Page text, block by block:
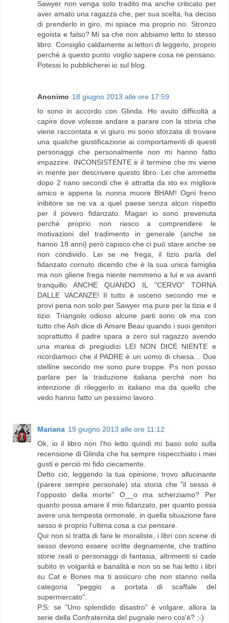
Sawyer non venga solo tradito ma anche criticato per
aver amato una ragazza che, per sua scelta, ha deciso
di prenderlo in giro, mi spiace ma proprio no. Stronzo
egoista e falso? Mi sa che non abbiamo letto lo stesso
libro. Consiglio caldamente ai lettori di leggerlo, proprio
perché a questo punto voglio sapere cosa ne pensano.
Potessi lo pubblicherei io sul blog.
Anonimo 18 giugno 2013 alle ore 17:59
Io sono in accordo con Glinda. Ho avuto difficoltà a
capire dove volesse andare a parare con la storia che
viene raccontata e vi giuro mi sono sforzata di trovare
una qualche giustificazione ai comportamenti di questi
personaggi che personalmente non mi hanno fatto
impazzire. INCONSISTENTE è il termine che mi viene
in mente per descrivere questo libro. Lei che ammette
dopo 2 nano secondi che è attratta da sto ex migliore
amico e appena la nonna muore BHAM! Ogni freno
inibitore se ne va a quel paese senza alcun rispetto
per il povero fidanzato. Magari io sono prevenuta
perchè proprio non riesco a comprendere le
motivazioni del tradimento in generale (anche se
hanno 18 anni) però capisco che ci può stare anche se
non condivido. Lei se ne frega, il tizio parla del
fidanzato cornuto dicendo che è la sua unica famiglia
ma non gliene frega niente nemmeno a lui e va avanti
tranquillo ANCHE QUANDO IL "CERVO" TORNA
DALLE VACANZE! Il tutto è osceno secondo me e
provi pena non solo per Sawyer ma pure per la tizia e il
tizio. Triangolo odioso alcune parti sono ok ma con
tutto che Ash dice di Amare Beau quando i suoi genitori
soprattutto il padre spara a zero sul ragazzo avendo
una marea di pregiudizi LEI NON DICE NIENTE e
ricordiamoci che il PADRE è un uomo di chiesa... Due
stelline secondo me sono pure troppe. P.s non posso
parlare per la traduzione italiana perchè non ho
intenzione di rileggerlo in italiano ma da quello che
vedo hanno fatto un pessimo lavoro.
Mariana 19 giugno 2013 alle ore 11:12
Ok, io il libro non l'ho letto quindi mi baso solo sulla
recensione di Glinda che ha sempre rispecchiato i miei
gusti e perciò mi fido ciecamente.
Detto ciò, leggendo la tua opinione, trovo allucinante
(parere sempre personale) sta storia che "il sesso è
l'opposto della morte" O__o ma scherziamo? Per
quanto possa amare il mio fidanzato, per quanto possa
avere una tempesta ormonale, in quella situazione fare
sesso è proprio l'ultima cosa a cui pensare.
Qui non si tratta di fare le moraliste, i libri con scene di
sesso devono essere scritte degnamente, che trattino
storie reali o personaggi di fantasia, altrimenti si cade
subito in volgarità e banalità e non so se hai letto i libri
su Cat e Bones ma ti assicuro che non stanno nella
categoria "peggio a portata di scaffale del
supermercato".
P.S: se "Uno splendido disastro" è volgare, allora la
serie della Confraternita del pugnale nero cos'è? ;-)